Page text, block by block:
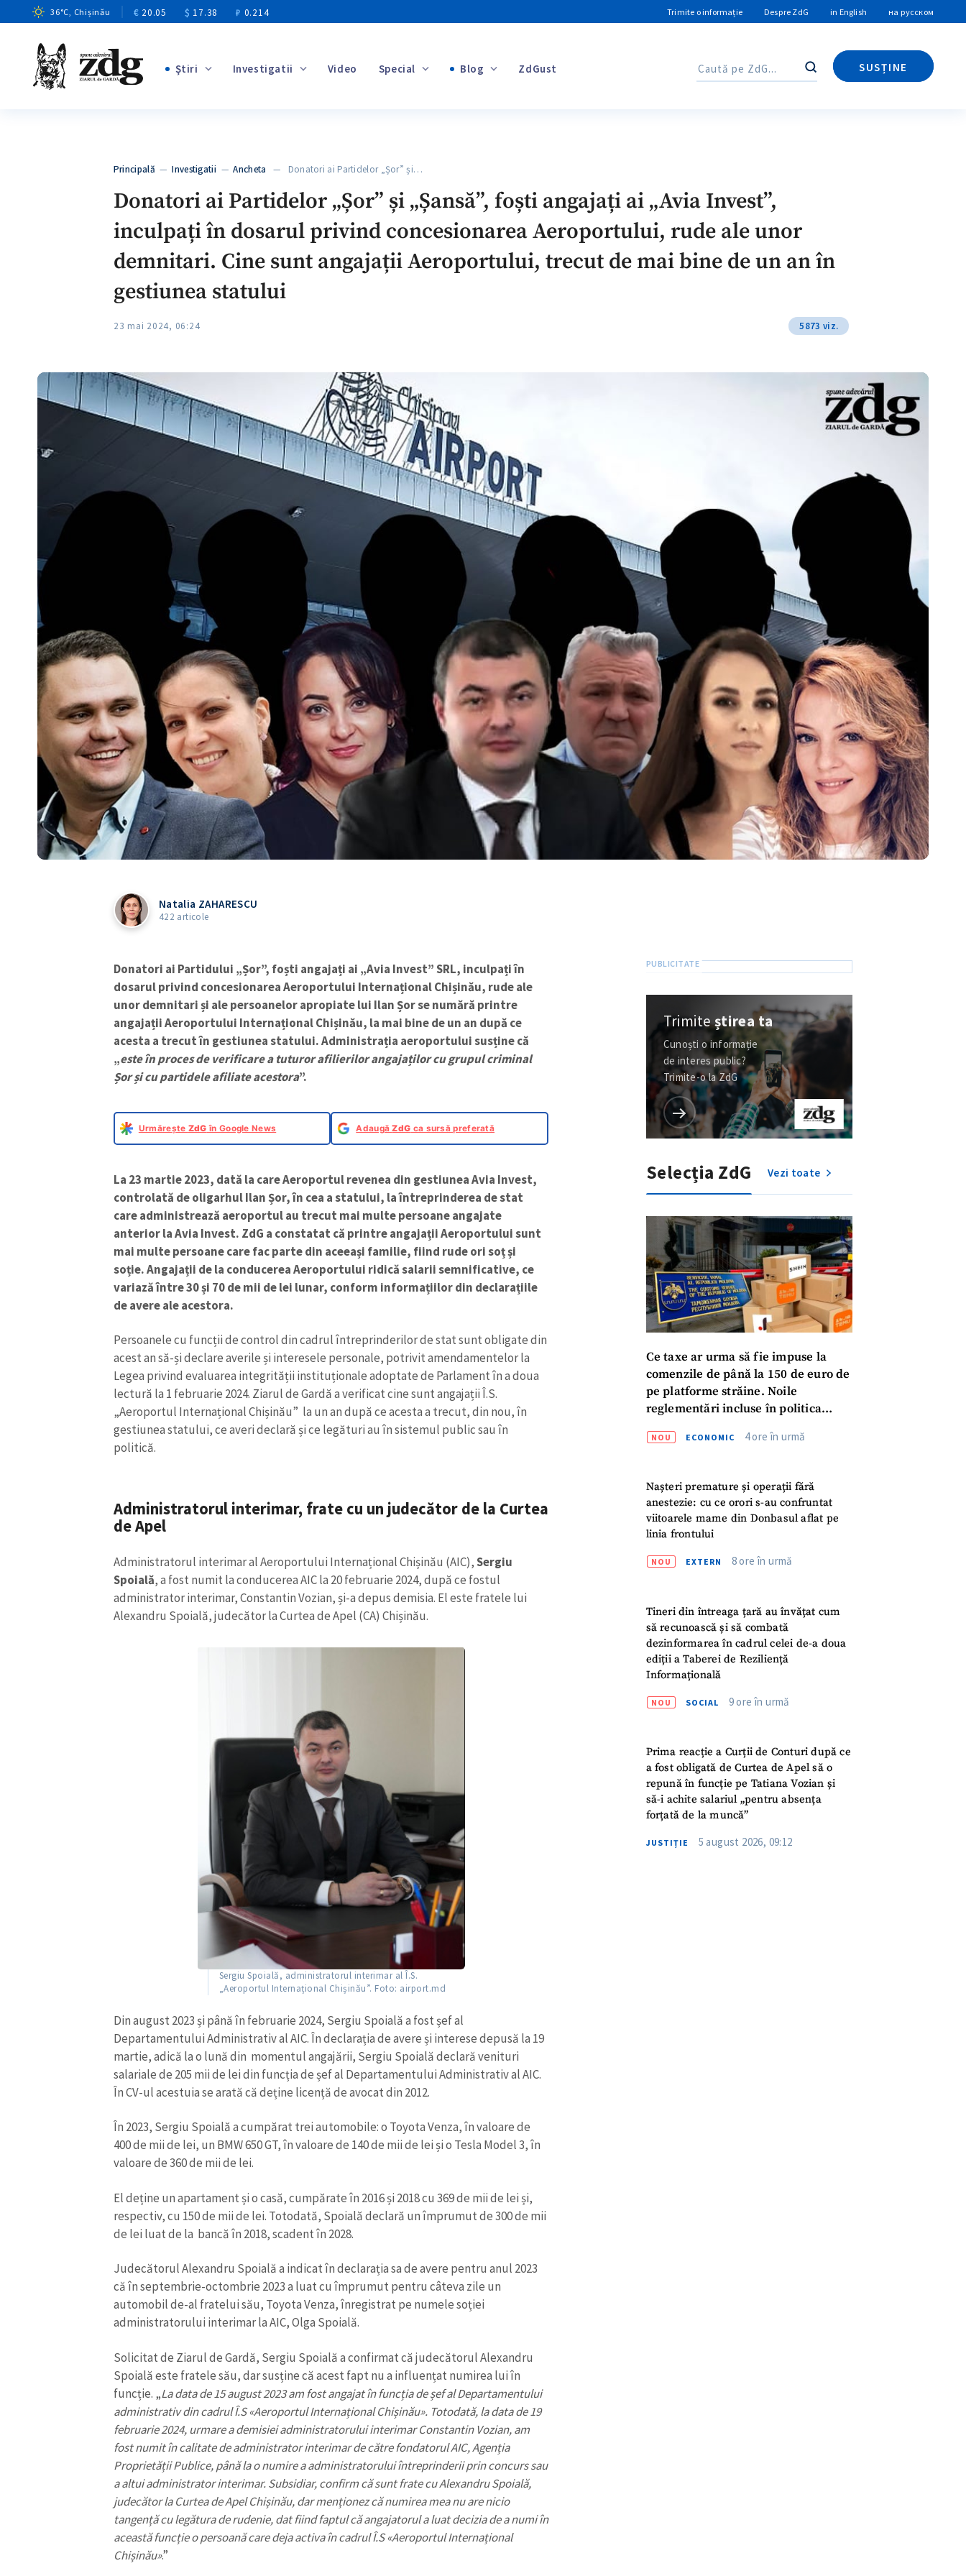
36°C, Chișinău € 20.05 $ 17.38 ₽ 0.214 Trimite o informație Despre ZdG in English на русском
Ştiri Investigatii Video Special Blog ZdGust Caută
SUSȚINE
Caută
Principală —Investigatii —Ancheta — Donatori ai Partidelor „Șor” și…
Donatori ai Partidelor „Șor” și „Șansă”, foști angajați ai „Avia Invest”,
inculpați în dosarul privind concesionarea Aeroportului, rude ale unor
demnitari. Cine sunt angajații Aeroportului, trecut de mai bine de un an în
gestiunea statului
23 mai 2024, 06:24 5873 viz.
Natalia ZAHARESCU
422 articole
Donatori ai Partidului „Șor”, foști angajați ai „Avia Invest” SRL, inculpați în
dosarul privind concesionarea Aeroportului Internațional Chișinău, rude ale
unor demnitari și ale persoanelor apropiate lui Ilan Șor se numără printre
angajații Aeroportului Internațional Chișinău, la mai bine de un an după ce
acesta a trecut în gestiunea statului.Administrația aeroportului susține că
„este în proces de verificare a tuturor afilierilor angajaților cu grupul criminal
Șor și cu partidele afiliate acestora”.
Urmărește ZdG în Google News AdaugăZdG ca sursă preferată
La 23 martie 2023, dată la care Aeroportul revenea din gestiunea Avia Invest,
controlată de oligarhul Ilan Șor, în cea a statului, la întreprinderea de stat
care administrează aeroportul au trecut mai multe persoane angajate
anterior la Avia Invest. ZdG a constatat că printre angajații Aeroportului sunt
mai multe persoane care fac parte din aceeași familie, fiind rude ori soț și
soție. Angajații de la conducerea Aeroportului ridică salarii semnificative, ce
variază între 30 și 70 de mii de lei lunar, conform informațiilor din declarațiile
de avere ale acestora.
Persoanele cu funcții de control din cadrul întreprinderilor de stat sunt obligate din
acest an să-și declare averile și interesele personale, potrivit amendamentelor la
Legea privind evaluarea integrității instituționale adoptate de Parlament în a doua
lectură la 1 februarie 2024. Ziarul de Gardă a verificat cine sunt angajații Î.S.
„Aeroportul Internațional Chișinău” la un an după ce acesta a trecut, din nou, în
gestiunea statului, ce averi declară și ce legături au în sistemul public sau în
politică.
Administratorul interimar, frate cu un judecător de la Curtea
de Apel
Administratorul interimar al Aeroportului Internațional Chișinău (AIC),Sergiu
Spoială, a fost numit la conducerea AIC la 20 februarie 2024, după ce fostul
administrator interimar, Constantin Vozian, și-a depus demisia. El este fratele lui
Alexandru Spoială, judecător la Curtea de Apel (CA) Chișinău.
Sergiu Spoială, administratorul interimar al Î.S.
„Aeroportul Internațional Chișinău”. Foto: airport.md
Din august 2023 și până în februarie 2024, Sergiu Spoială a fost șef al
Departamentului Administrativ al AIC. În declarația de avere și interese depusă la 19
martie, adică la o lună din momentul angajării, Sergiu Spoială declară venituri
salariale de 205 mii de lei din funcția de șef al Departamentului Administrativ al AIC.
În CV-ul acestuia se arată că deține licență de avocat din 2012.
În 2023, Sergiu Spoială a cumpărat trei automobile: o Toyota Venza, în valoare de
400 de mii de lei, un BMW 650 GT, în valoare de 140 de mii de lei și o Tesla Model 3, în
valoare de 360 de mii de lei.
El deține un apartament și o casă, cumpărate în 2016 și 2018 cu 369 de mii de lei și,
respectiv, cu 150 de mii de lei. Totodată, Spoială declară un împrumut de 300 de mii
de lei luat de la bancă în 2018, scadent în 2028.
Judecătorul Alexandru Spoială a indicat în declarația sa de avere pentru anul 2023
că în septembrie-octombrie 2023 a luat cu împrumut pentru câteva zile un
automobil de-al fratelui său, Toyota Venza, înregistrat pe numele soției
administratorului interimar la AIC, Olga Spoială.
Solicitat de Ziarul de Gardă, Sergiu Spoială a confirmat că judecătorul Alexandru
Spoială este fratele său, dar susține că acest fapt nu a influențat numirea lui în
funcție. „La data de 15 august 2023 am fost angajat în funcția de șef al Departamentului
administrativ din cadrul Î.S«Aeroportul Internațional Chișinău». Totodată, la data de 19
februarie 2024, urmare a demisiei administratorului interimar Constantin Vozian, am
fost numit în calitate de administrator interimar de către fondatorul AIC, Agenția
Proprietății Publice, până la o numire a administratorului întreprinderii prin concurs sau
a altui administrator interimar. Subsidiar, confirm că sunt frate cu Alexandru Spoială,
judecător la Curtea de Apel Chișinău, dar menționez că numirea mea nu are nicio
tangență cu legătura de rudenie, dat fiind faptul că angajatorul a luat decizia de a numi în
această funcție o persoană care deja activa în cadrul Î.S«Aeroportul Internațional
Chișinău».”
Trimiteștirea ta
Cunoști o informație
de interes public?
Trimite-o la ZdG
Selecția ZdG Vezi toate
Ce taxe ar urma să fie impuse la
comenzile de până la 150 de euro de
pe platforme străine. Noile
reglementări incluse în politica
NOU ECONOMIC 4 ore în urmă
Nașteri premature și operații fără
anestezie: cu ce orori s-au confruntat
viitoarele mame din Donbasul aflat pe
linia frontului
NOU EXTERN 8 ore în urmă
Tineri din întreaga țară au învățat cum
să recunoască și să combată
dezinformarea în cadrul celei de-a doua
ediții a Taberei de Reziliență
Informațională
NOU SOCIAL 9 ore în urmă
Prima reacție a Curții de Conturi după ce
a fost obligată de Curtea de Apel să o
repună în funcție pe Tatiana Vozian și
să-i achite salariul „pentru absența
forțată de la muncă”
JUSTIȚIE 5 august 2026, 09:12
ȘTIREA MEA
Fotografie + Încarcă imagine
+ Link media
CONTACT SURSĂ
+ Emailul meu
+ Telefon personal